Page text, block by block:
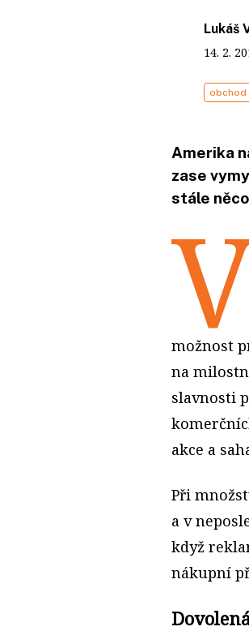
Lukáš
14. 2.
obchod
Amerika
zase
stále
možnost
na
slavnosti
akce a
Při
a v
když
nákupní